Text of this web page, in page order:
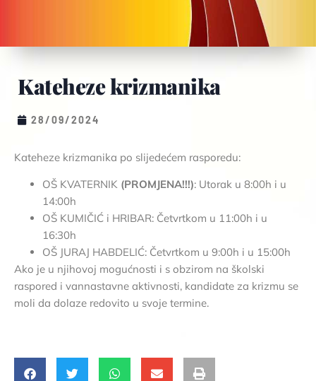
Kateheze krizmanika
28/09/2024
Kateheze krizmanika po slijedećem rasporedu:
OŠ KVATERNIK (PROMJENA!!!): Utorak u 8:00h i u
14:00h
OŠ KUMIČIĆ i HRIBAR: Četvrtkom u 11:00h i u
16:30h
OŠ JURAJ HABDELIĆ: Četvrtkom u 9:00h i u 15:00h
Ako je u njihovoj mogućnosti i s obzirom na školski
raspored i vannastavne aktivnosti, kandidate za krizmu se
moli da dolaze redovito u svoje termine.